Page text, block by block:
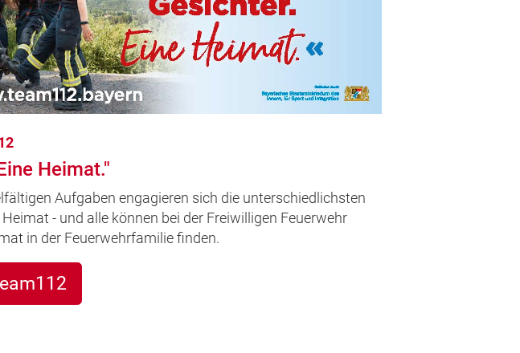
Heimat."
Aufgaben engagieren sich die unterschiedlichsten
- und alle können bei der Freiwilligen Feuerwehr
in der Feuerwehrfamilie finden.